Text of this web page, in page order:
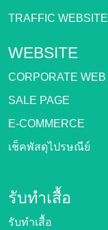
TRAFFIC WEBSITE
WEBSITE
CORPORATE WEB
SALE PAGE
E-COMMERCE
เช็คพัสดุไปรษณีย์
รับทำเสื้อ
รับทำเสื้อ